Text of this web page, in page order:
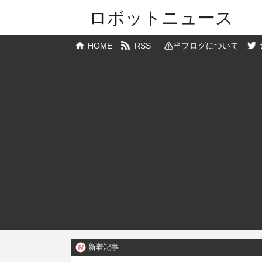
ロボットニュース
HOME RSS 当ブログについて
新着記事